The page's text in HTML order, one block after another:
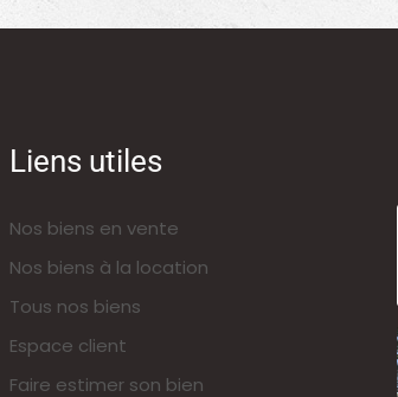
Liens utiles
Nos biens en vente
Nos biens à la location
Tous nos biens
Espace client
Faire estimer son bien